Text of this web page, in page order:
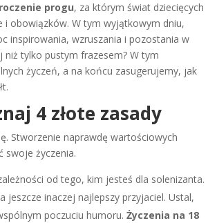
progu, za którym świat dziecięcych
i obowiązków. W tym wyjątkowym dniu,
inspirowania, wzruszania i pozostania w
niż tylko pustym frazesem? W tym
życzeń, a na końcu zasugerujemy, jak
4 złote zasady
Stworzenie naprawdę wartościowych
swoje życzenia.
od tego, kim jesteś dla solenizanta.
inaczej najlepszy przyjaciel. Ustal,
poczuciu humoru.Życzenia na 18